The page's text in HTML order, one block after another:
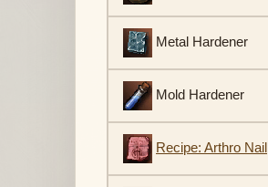
Metal Hardener
Mold Hardener
Recipe: Arthro Nail